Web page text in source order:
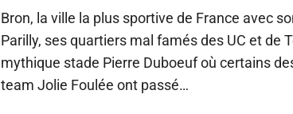
Bron, la ville la plus sportive de France avec
Parilly, ses quartiers mal famés des UC et de
mythique stade Pierre Duboeuf où certains
team Jolie Foulée ont passé…